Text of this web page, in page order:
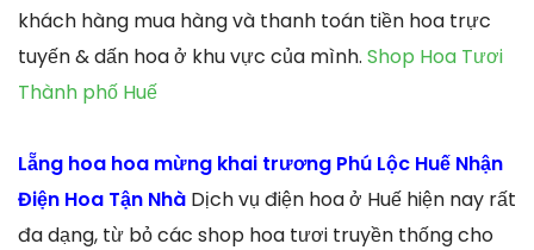
khách hàng mua hàng và thanh toán tiền hoa trực
tuyến & dấn hoa ở khu vực của mình. Shop Hoa Tươi
Thành phố Huế
Lẵng hoa hoa mừng khai trương Phú Lộc Huế Nhận
Điện Hoa Tận Nhà Dịch vụ điện hoa ở Huế hiện nay rất
đa dạng, từ bỏ các shop hoa tươi truyền thống cho